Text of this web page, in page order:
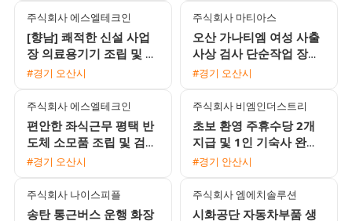
주식회사 에스엘테크인
[향남] 쾌적한 신설 사업
장 의료용기기 조립 및 검
사 사원 모집 (만근 상여
행)
#경기 오산시
주식회사 마티아스
오산 가나티엠 여성 사출
사상 검사 단순작업 장기
근무자 모집
#경기 오산시
주식회사 에스엘테크인
편안한 좌식근무 평택 반
도체 소모품 조립 및 검사
주간고정 채용 상여120%
#경기 오산시
주식회사 비엠인더스트리
초보 환영 주휴수당 2개
지급 및 1인 기숙사 완비
안성 음성대소 검사 포장
#경기 안산시
주식회사 나이스피플
송탄 통근버스 운행 화장
주식회사 엠에치솔루션
시화공단 자동차부품 생